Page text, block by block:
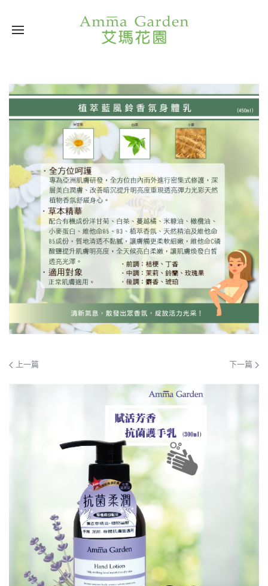
上一篇 下一篇